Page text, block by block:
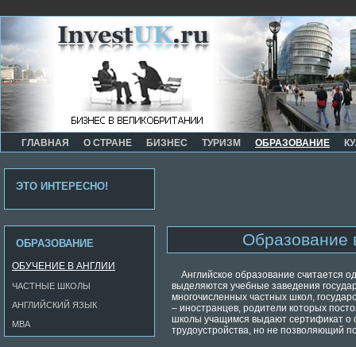
ГЛАВНАЯ О СТРАНЕ БИЗНЕС ТУРИЗМ ОБРАЗОВАНИЕ
Образование
Английское образование считается
выделяются учебные заведения
многочисленных частных школ,
– иностранцев, родители которых
школы учащимся выдают сертификат о
трудоустройства, но не позволяющий
ЭТО ИНТЕРЕСНО!
ОБРАЗОВАНИЕ
ОБУЧЕНИЕ В АНГЛИИ
ЧАСТНЫЕ ШКОЛЫ
АНГЛИЙСКИЙ ЯЗЫК
MBA